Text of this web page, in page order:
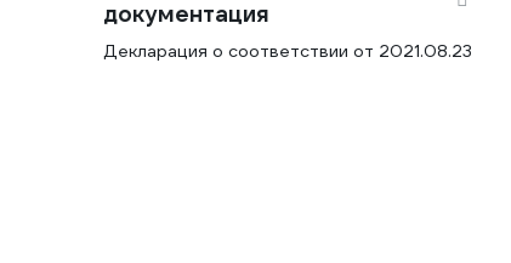
документация
Декларация о соответствии от 2021.08.23